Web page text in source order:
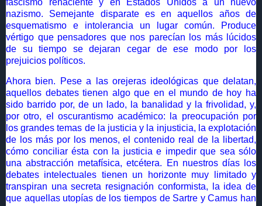
fascismo renaciente y en Estados Unidos a un nuevo
nazismo. Semejante disparate es en aquellos años de
esquematismo e intolerancia un lugar común. Produce
vértigo que pensadores que nos parecían los más lúcidos
de su tiempo se dejaran cegar de ese modo por los
prejuicios políticos.
Ahora bien. Pese a las orejeras ideológicas que delatan,
aquellos debates tienen algo que en el mundo de hoy ha
sido barrido por, de un lado, la banalidad y la frivolidad, y,
por otro, el oscurantismo académico: la preocupación por
los grandes temas de la justicia y la injusticia, la explotación
de los más por los menos, el contenido real de la libertad,
cómo conciliar ésta con la justicia e impedir que sea sólo
una abstracción metafísica, etcétera. En nuestros días los
debates intelectuales tienen un horizonte muy limitado y
transpiran una secreta resignación conformista, la idea de
que aquellas utopías de los tiempos de Sartre y Camus han